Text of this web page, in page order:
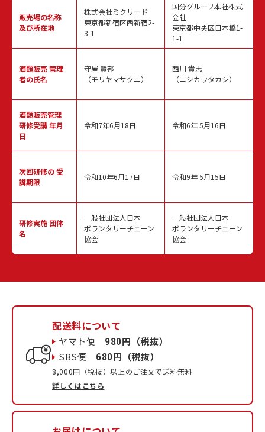
販売場の名称
及び所在地
酒類販売管理
者の氏名
酒類販売管理
研修受講 年月
日
次回研修の受
講期限
研修実施 団体
名
株式会社ミクリード
東京都新宿区西新宿2-
3-1
守屋 賢邦
（モリヤマサクニ）
令和7年6月18日
令和10年6月17日
一般社団法人日本
ボランタリーチェーン
協会
国分グループ本社株式
会社
東京都中央区日本橋1-
1-1
西川 貴志
（ニシカワタカシ）
令和6年 5月16日
令和9年 5月15日
一般社団法人日本
ボランタリーチェーン
協会
配送料について
ヤマト便 980円（税抜）
SBS便 680円（税抜）
8,000円（税抜）以上のご注文で送料無料
詳しくはこちら